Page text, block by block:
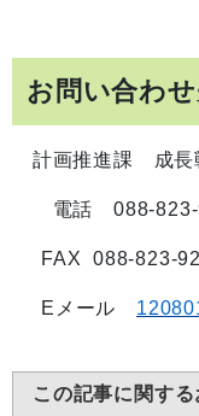
お問い合わ
計画推進課 成長
電話 088-823-
FAX 088-823-
Eメール
この記事に関す